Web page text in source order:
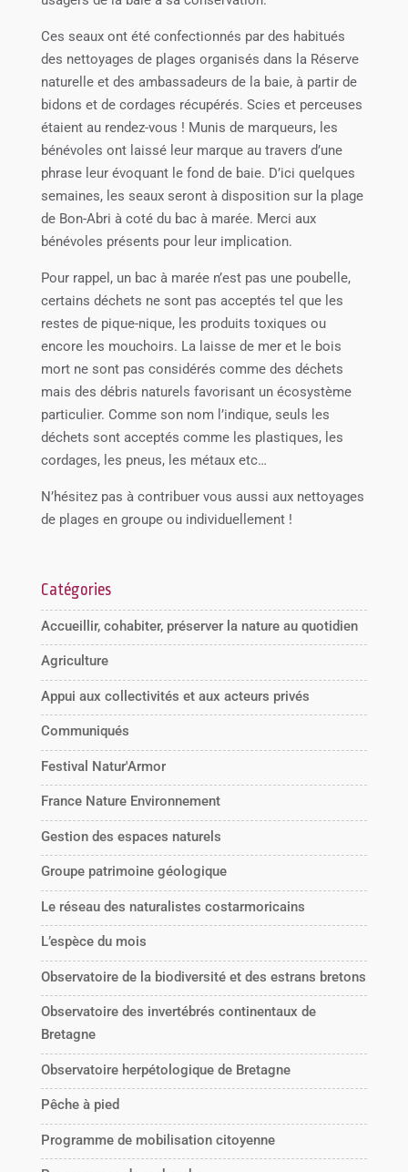
Ces seaux ont été confectionnés par des habitués
des nettoyages de plages organisés dans la Réserve
naturelle et des ambassadeurs de la baie, à partir de
bidons et de cordages récupérés. Scies et perceuses
étaient au rendez-vous ! Munis de marqueurs, les
bénévoles ont laissé leur marque au travers d’une
phrase leur évoquant le fond de baie. D’ici quelques
semaines, les seaux seront à disposition sur la plage
de Bon-Abri à coté du bac à marée. Merci aux
bénévoles présents pour leur implication.
Pour rappel, un bac à marée n’est pas une poubelle,
certains déchets ne sont pas acceptés tel que les
restes de pique-nique, les produits toxiques ou
encore les mouchoirs. La laisse de mer et le bois
mort ne sont pas considérés comme des déchets
mais des débris naturels favorisant un écosystème
particulier. Comme son nom l’indique, seuls les
déchets sont acceptés comme les plastiques, les
cordages, les pneus, les métaux etc…
N’hésitez pas à contribuer vous aussi aux nettoyages
de plages en groupe ou individuellement !
Catégories
Accueillir, cohabiter, préserver la nature au quotidien
Agriculture
Appui aux collectivités et aux acteurs privés
Communiqués
Festival Natur'Armor
France Nature Environnement
Gestion des espaces naturels
Groupe patrimoine géologique
Le réseau des naturalistes costarmoricains
L’espèce du mois
Observatoire de la biodiversité et des estrans bretons
Observatoire des invertébrés continentaux de
Bretagne
Observatoire herpétologique de Bretagne
Pêche à pied
Programme de mobilisation citoyenne